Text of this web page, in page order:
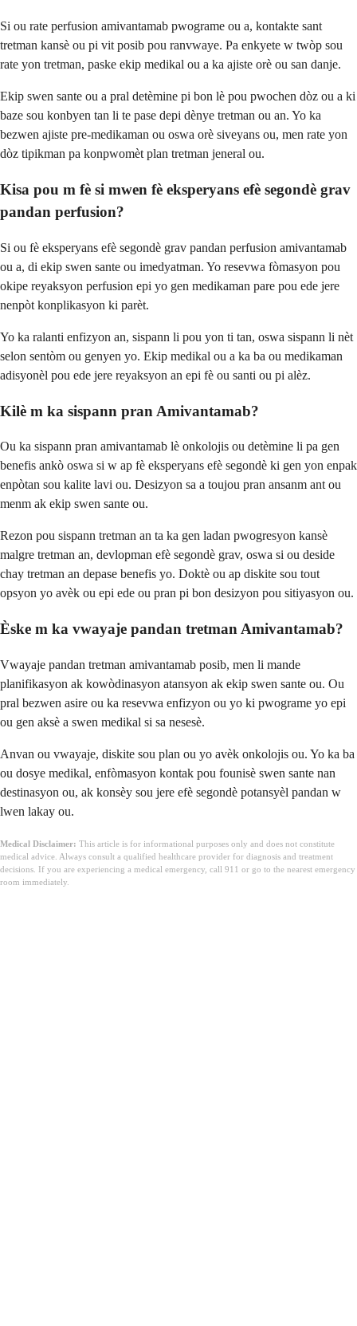
Si ou rate perfusion amivantamab pwograme ou a, kontakte sant
tretman kansè ou pi vit posib pou ranvwaye. Pa enkyete w twòp sou
rate yon tretman, paske ekip medikal ou a ka ajiste orè ou san danje.
Ekip swen sante ou a pral detèmine pi bon lè pou pwochen dòz ou a ki
baze sou konbyen tan li te pase depi dènye tretman ou an. Yo ka
bezwen ajiste pre-medikaman ou oswa orè siveyans ou, men rate yon
dòz tipikman pa konpwomèt plan tretman jeneral ou.
Kisa pou m fè si mwen fè eksperyans efè segondè grav
pandan perfusion?
Si ou fè eksperyans efè segondè grav pandan perfusion amivantamab
ou a, di ekip swen sante ou imedyatman. Yo resevwa fòmasyon pou
okipe reyaksyon perfusion epi yo gen medikaman pare pou ede jere
nenpòt konplikasyon ki parèt.
Yo ka ralanti enfizyon an, sispann li pou yon ti tan, oswa sispann li nèt
selon sentòm ou genyen yo. Ekip medikal ou a ka ba ou medikaman
adisyonèl pou ede jere reyaksyon an epi fè ou santi ou pi alèz.
Kilè m ka sispann pran Amivantamab?
Ou ka sispann pran amivantamab lè onkolojis ou detèmine li pa gen
benefis ankò oswa si w ap fè eksperyans efè segondè ki gen yon enpak
enpòtan sou kalite lavi ou. Desizyon sa a toujou pran ansanm ant ou
menm ak ekip swen sante ou.
Rezon pou sispann tretman an ta ka gen ladan pwogresyon kansè
malgre tretman an, devlopman efè segondè grav, oswa si ou deside
chay tretman an depase benefis yo. Doktè ou ap diskite sou tout
opsyon yo avèk ou epi ede ou pran pi bon desizyon pou sitiyasyon ou.
Èske m ka vwayaje pandan tretman Amivantamab?
Vwayaje pandan tretman amivantamab posib, men li mande
planifikasyon ak kowòdinasyon atansyon ak ekip swen sante ou. Ou
pral bezwen asire ou ka resevwa enfizyon ou yo ki pwograme yo epi
ou gen aksè a swen medikal si sa nesesè.
Anvan ou vwayaje, diskite sou plan ou yo avèk onkolojis ou. Yo ka ba
ou dosye medikal, enfòmasyon kontak pou founisè swen sante nan
destinasyon ou, ak konsèy sou jere efè segondè potansyèl pandan w
lwen lakay ou.
Medical Disclaimer: This article is for informational purposes only and does not constitute
medical advice. Always consult a qualified healthcare provider for diagnosis and treatment
decisions. If you are experiencing a medical emergency, call 911 or go to the nearest emergency
room immediately.